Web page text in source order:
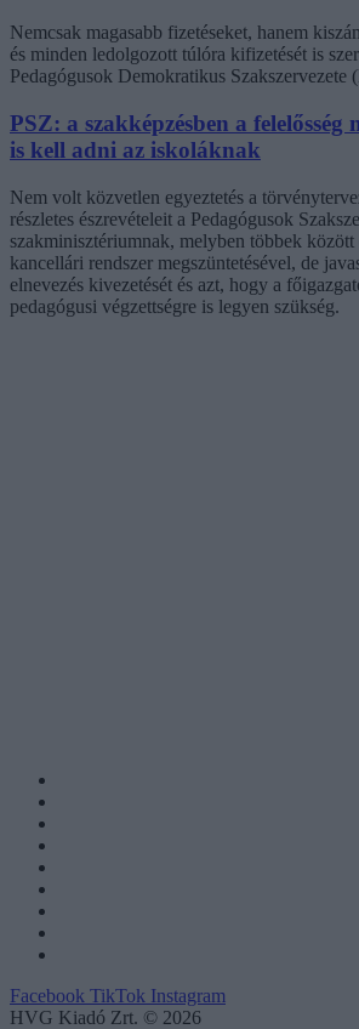
Nemcsak magasabb fizetéseket, hanem
és minden ledolgozott túlóra kifizetését is
Pedagógusok Demokratikus Szakszervezete
PSZ: a szakképzésben a
is kell adni az iskoláknak
Nem volt közvetlen egyeztetés a
részletes észrevételeit a Pedagógusok
szakminisztériumnak, melyben többek között
kancellári rendszer megszüntetésével, de
elnevezés kivezetését és azt, hogy a
pedagógusi végzettségre is legyen szükség.
Facebook TikTok Instagram
HVG Kiadó Zrt. © 2026